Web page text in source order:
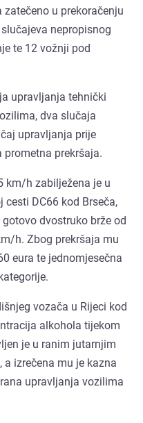
u prekoračenju
nepropisnog
te 12 vožnji pod
upravljanja tehnički
dva slučaja
upravljanja prije
prekršaja.
km/h zabilježena je u
DC66 kod Brseča,
dvostruko brže od
h. Zbog prekršaja mu
eura te jednomjesečna
vozača u Rijeci kod
alkohola tijekom
je u ranim jutarnjim
izrečena mu je kazna
upravljanja vozilima